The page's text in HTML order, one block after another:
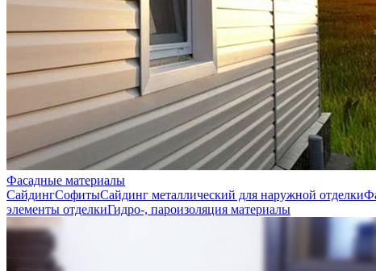
Фасадные материалы
СайдингСофитыСайдинг металлический для наружной отделки
элементы отделкиГидро-, пароизоляция материалы